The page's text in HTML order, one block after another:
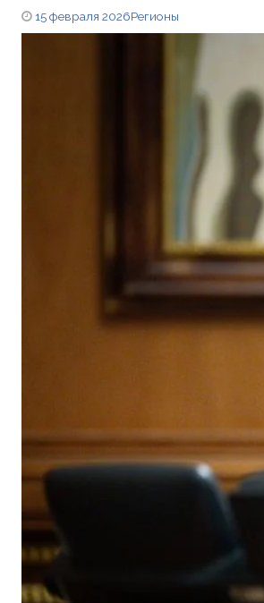
15 февраля 2026Регионы